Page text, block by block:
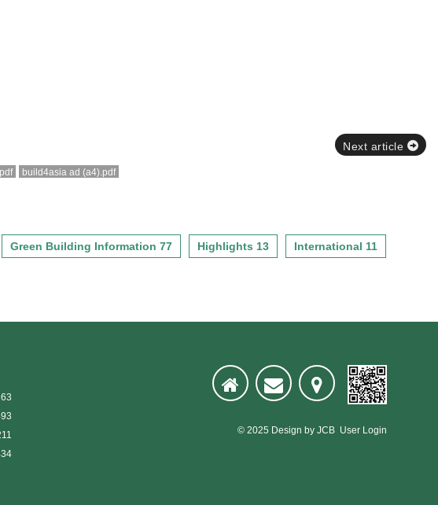
Next article
build4asia ad (a4).pdf
Green Building Information 77 Highlights 13 International 11
© 2025 Design by JCB User Login